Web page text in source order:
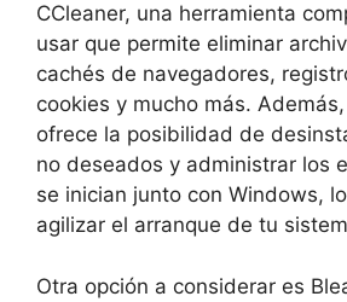
CCleaner,​ una herramienta
usar que permite ⁤eliminar
cachés de ⁤navegadores,
cookies⁢ y mucho más.
ofrece la⁣ posibilidad de
no deseados y administrar los
se inician junto con Windows,
agilizar el⁣ arranque ⁢de tu
Otra opción a⁣ considerar es